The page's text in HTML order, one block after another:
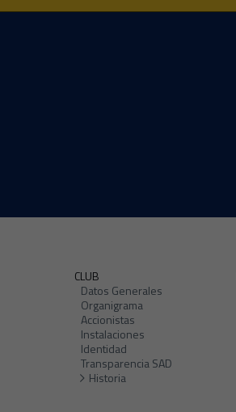
CLUB
Datos Generales
Organigrama
Accionistas
Instalaciones
Identidad
Transparencia SAD
Historia